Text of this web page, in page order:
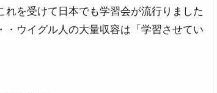
れを受けて日本でも学習会が流行りました
ウイグル人の大量収容は「学習させてい